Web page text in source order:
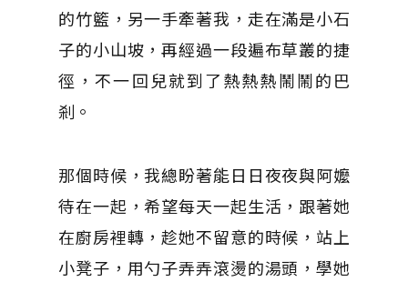
的竹籃，另一手牽著我，走在滿是小石
子的小山坡，再經過一段遍布草叢的捷
徑，不一回兒就到了熱熱熱鬧鬧的巴
剎。
那個時候，我總盼著能日日夜夜與阿嬤
待在一起，希望每天一起生活，跟著她
在廚房裡轉，趁她不留意的時候，站上
小凳子，用勺子弄弄滾燙的湯頭，學她